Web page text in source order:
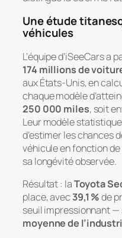
Une étude
véhicules
L’équipe d’iSeeCars a
174 millions de
aux États-Unis, en
chaque modèle
250 000 miles, soit
Leur modèle
d’estimer les chances
véhicule en fonction
sa longévité observée.
Résultat : laToyota
place, avec 39,1 %de
seuil impressionnant —
moyenne de